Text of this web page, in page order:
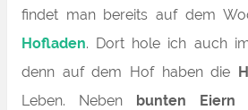
findet man bereits auf dem
Hofladen. Dort hole ich auch
denn auf dem Hof haben die
Leben. Neben bunten Eiern